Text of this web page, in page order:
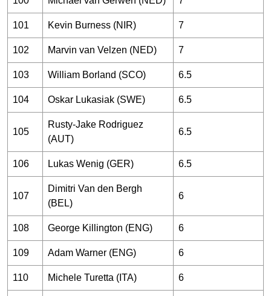
101 Kevin Burness (NIR) 7
102 Marvin van Velzen (NED) 7
103 William Borland (SCO) 6.5
104 Oskar Lukasiak (SWE) 6.5
105
Rusty-Jake Rodriguez
(AUT)
6.5
106 Lukas Wenig (GER) 6.5
107
Dimitri Van den Bergh
(BEL)
6
108 George Killington (ENG) 6
109 Adam Warner (ENG) 6
110 Michele Turetta (ITA) 6